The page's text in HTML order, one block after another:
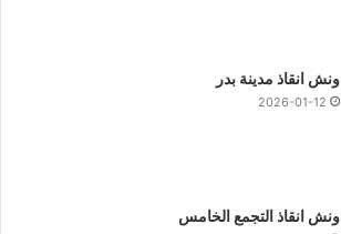
ونش انقاذ مدينة بدر
2026-01-12
ونش انقاذ التجمع الخامس